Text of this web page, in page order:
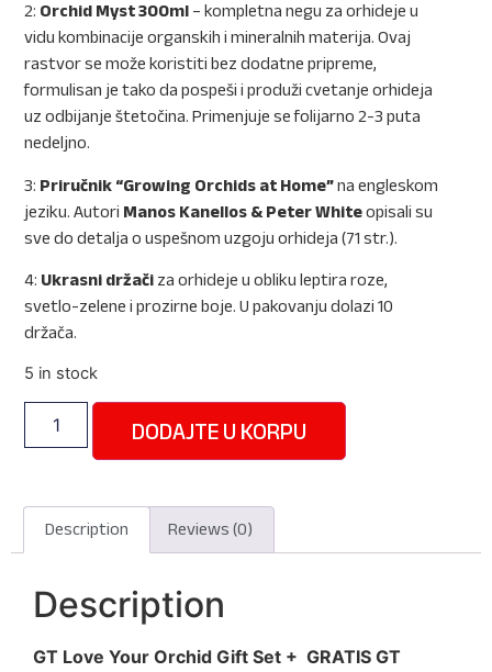
2: Orchid Myst 300ml – kompletna negu za orhideje u
vidu kombinacije organskih i mineralnih materija. Ovaj
rastvor se može koristiti bez dodatne pripreme,
formulisan je tako da pospeši i produži cvetanje orhideja
uz odbijanje štetočina. Primenjuje se folijarno 2-3 puta
nedeljno.
3: Priručnik “Growing Orchids at Home”na engleskom
jeziku. Autori Manos Kanellos & Peter Whiteopisali su
sve do detalja o uspešnom uzgoju orhideja (71 str.).
4: Ukrasni držači za orhideje u obliku leptira roze,
svetlo-zelene i prozirne boje. U pakovanju dolazi 10
držača.
5 in stock
DODAJTE U KORPU
Description Reviews (0)
Description
GT Love Your Orchid Gift Set + GRATIS GT